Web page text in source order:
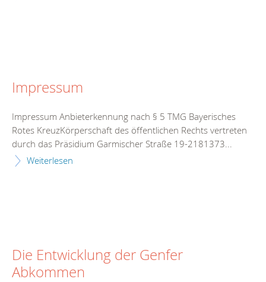
Impressum
Impressum Anbieterkennung nach § 5 TMG Bayerisches
Rotes KreuzKörperschaft des öffentlichen Rechts vertreten
durch das Präsidium Garmischer Straße 19-2181373...
Weiterlesen
Die Entwicklung der Genfer
Abkommen